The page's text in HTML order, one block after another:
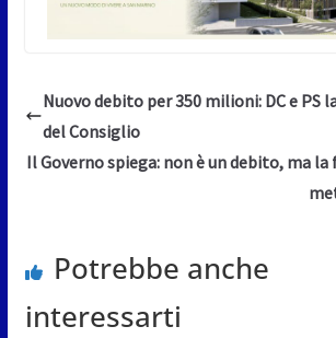
Nuovo debito per 350 milioni: DC e PS
del Consiglio
Il Governo spiega: non è un debito, ma la
Potrebbe anche
interessarti